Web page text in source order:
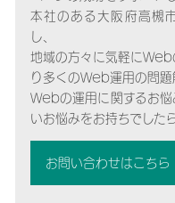
本社のある大阪府高槻
し、
地域の方々に気軽に
り多くのWeb運用の問題
Webの運用に関するお
いお悩みをお持ちでした
お問い合わせはこちら